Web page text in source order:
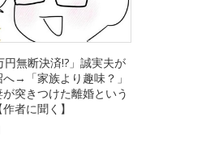
円無断決済!?」誠実夫が
→「家族より趣味？」
突きつけた離婚という
者に聞く】